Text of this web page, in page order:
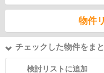
物件
チェックした物件をま
検討リストに追加